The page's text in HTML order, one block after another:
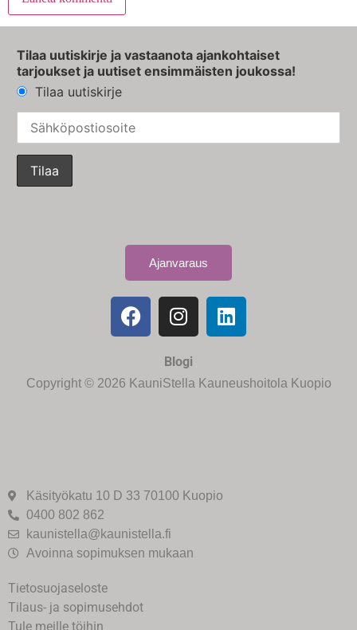
Tilaa uutiskirje ja vastaanota ajankohtaiset
tarjoukset ja uutiset ensimmäisten joukossa!
Tilaa uutiskirje
Ajanvaraus
Blogi
Copyright © 2026 KauniStella Kauneushoitola Kuopio
Käsityökatu 10 D 33 70100 Kuopio
0400 802 862
kaunistella@kaunistella.fi
Avoinna sopimuksen mukaan
Tietosuojaseloste
Tilaus- ja sopimusehdot
Tule meille töihin